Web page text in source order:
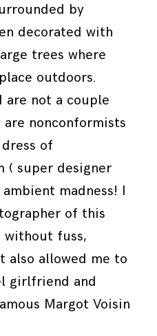
by
decorated with
trees where
outdoors.
are not a couple
nonconformists
of
( super designer
madness! I
of this
without fuss,
also allowed me to
girlfriend and
Margot Voisin